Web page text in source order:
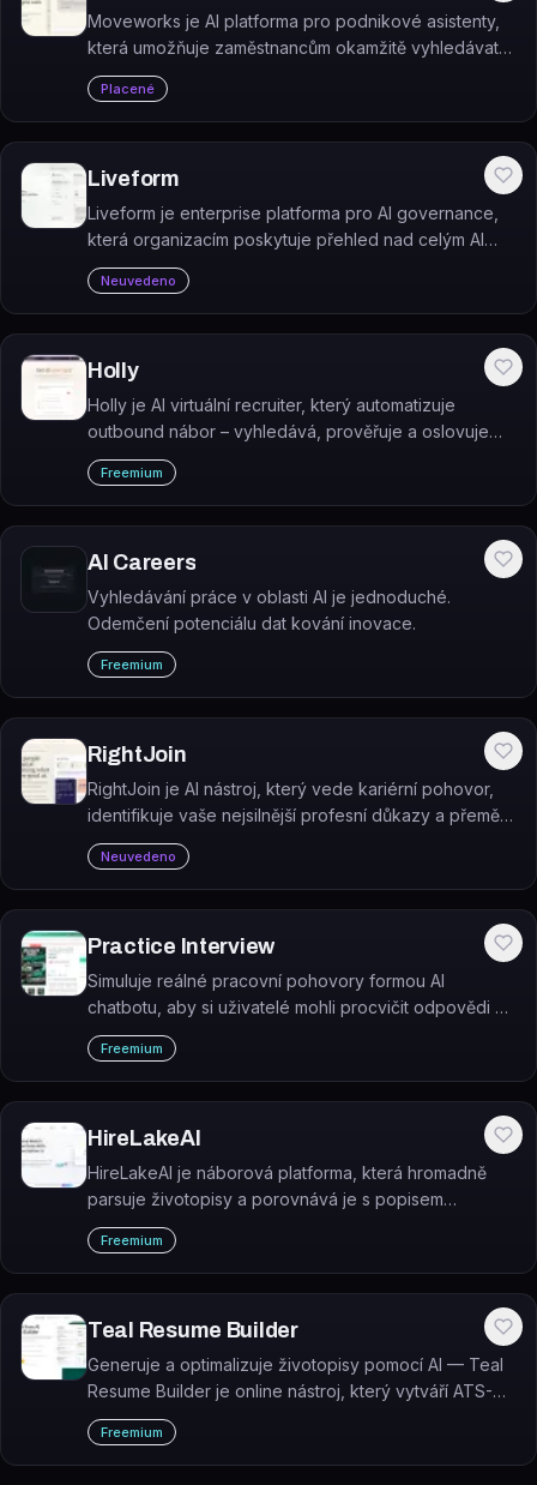
Moveworks je AI platforma pro podnikové asistenty,
která umožňuje zaměstnancům okamžitě vyhledávat
informace a automatizovat úkoly napříč firemními
aplikacemi.
Placené
Liveform
Liveform je enterprise platforma pro AI governance,
která organizacím poskytuje přehled nad celým AI
stackem a hodnotí každý AI nástroj nebo prototyp
podle sedmi dimenzí důvěryhodnosti.
Neuvedeno
Holly
Holly je AI virtuální recruiter, který automatizuje
outbound nábor – vyhledává, prověřuje a oslovuje
kandidáty ve velkém měřítku.
Freemium
AI Careers
Vyhledávání práce v oblasti AI je jednoduché.
Odemčení potenciálu dat kování inovace.
Freemium
RightJoin
RightJoin je AI nástroj, který vede kariérní pohovor,
identifikuje vaše nejsilnější profesní důkazy a přemění
je do sdílitelného showcase pro recruitery a
reference.
Neuvedeno
Practice Interview
Simuluje reálné pracovní pohovory formou AI
chatbotu, aby si uživatelé mohli procvičit odpovědi na
otázky pro různé pracovní pozice.
Freemium
HireLakeAI
HireLakeAI je náborová platforma, která hromadně
parsuje životopisy a porovnává je s popisem
pracovní pozice pomocí AI.
Freemium
Teal Resume Builder
Generuje a optimalizuje životopisy pomocí AI — Teal
Resume Builder je online nástroj, který vytváří ATS-
friendly životopisy přizpůsobené konkrétnímu
pracovnímu inzerátu.
Freemium